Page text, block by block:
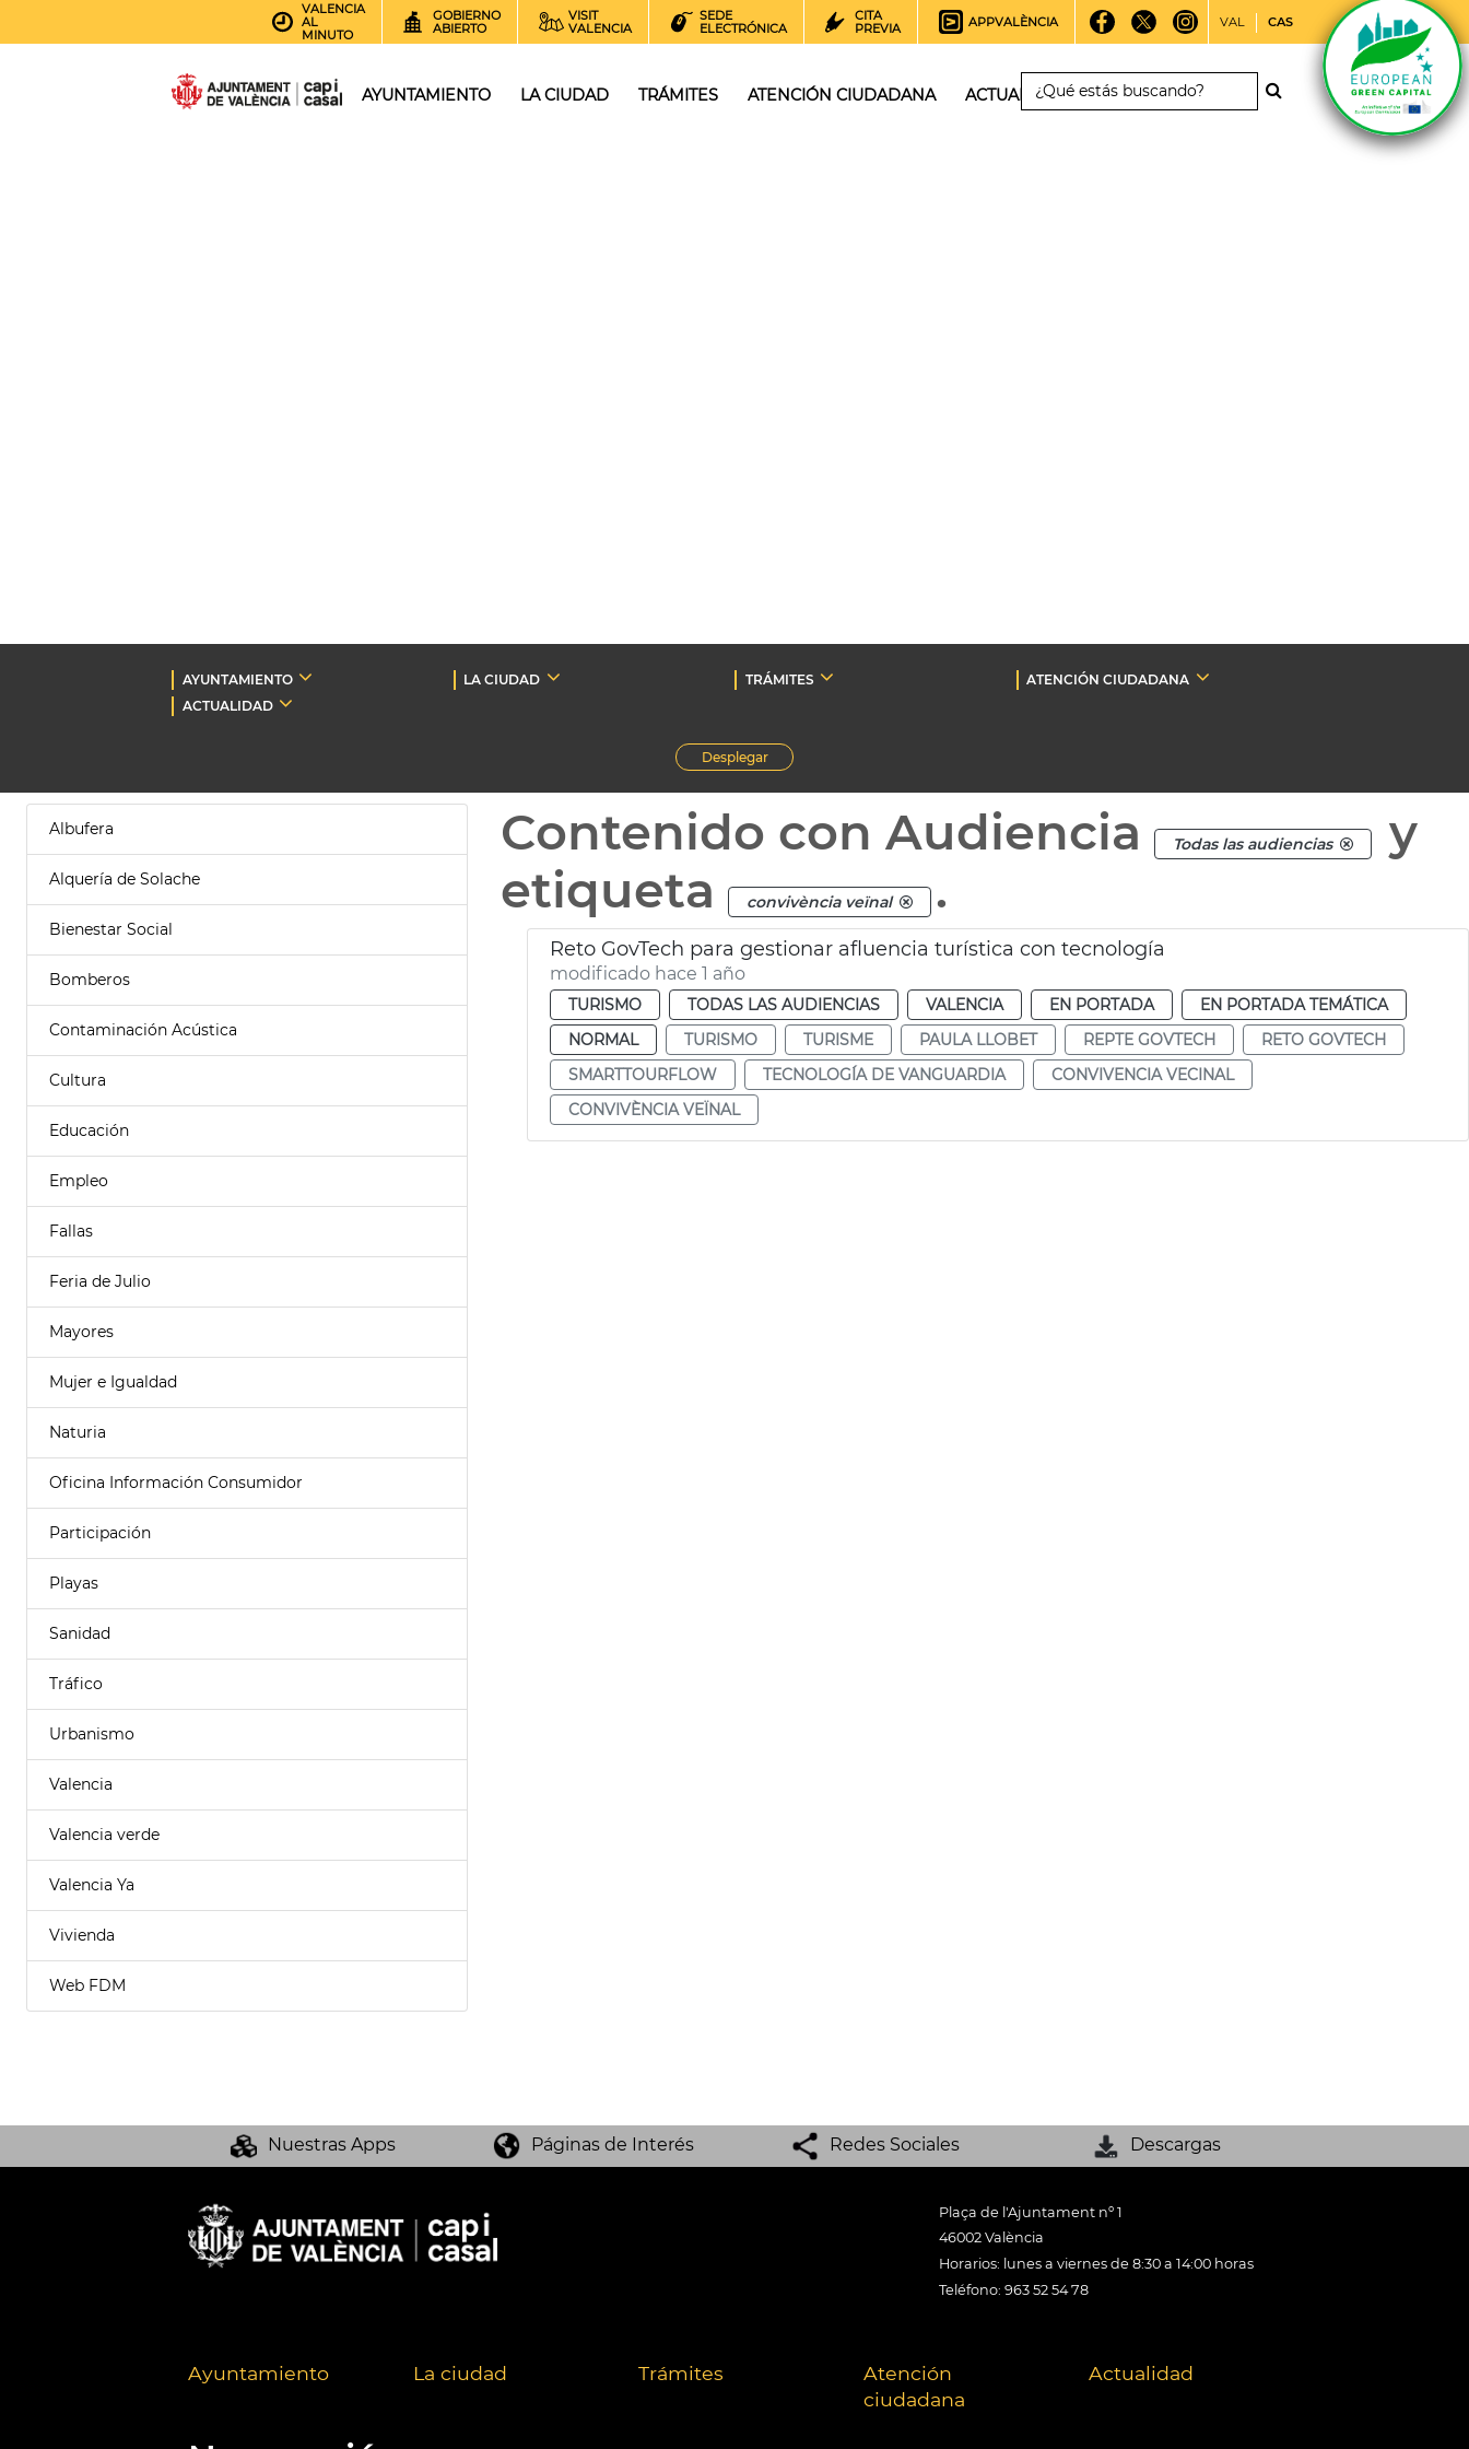
VALENCIA
AL
MINUTO
GOBIERNO
ABIERTO
VISIT
VALENCIA
SEDE
ELECTRÓNICA
CITA
PREVIA
APPVALÈNCIA VAL CAS
AYUNTAMIENTO LA CIUDAD TRÁMITES ATENCIÓN CIUDADANA ACTUALIDAD
AYUNTAMIENTO LA CIUDAD TRÁMITES
ATENCIÓN CIUDADANA
ACTUALIDAD
Desplegar
Albufera
Alquería de Solache
Bienestar Social
Bomberos
Contaminación Acústica
Cultura
Educación
Empleo
Fallas
Feria de Julio
Mayores
Mujer e Igualdad
Naturia
Oficina Información Consumidor
Participación
Playas
Sanidad
Tráfico
Urbanismo
Valencia
Valencia verde
Valencia Ya
Vivienda
Web FDM
Contenido con Audiencia Todas las audiencias
y
etiqueta
convivència veïnal .
Reto GovTech para gestionar afluencia turística con tecnología
modificado hace 1 año
TURISMO TODAS LAS AUDIENCIAS VALENCIA EN PORTADA
EN PORTADA TEMÁTICA
NORMAL
TURISMO TURISME PAULA LLOBET REPTE GOVTECH
RETO GOVTECH
SMARTTOURFLOW
TECNOLOGÍA DE VANGUARDIA
CONVIVENCIA VECINAL
CONVIVÈNCIA VEÏNAL
Nuestras Apps Páginas de Interés Redes Sociales Descargas
Plaça de l'Ajuntament nº 1
46002 València
Horarios: lunes a viernes de 8:30 a 14:00 horas
Teléfono: 963 52 54 78
Ayuntamiento La ciudad Trámites
Atención
ciudadana
Actualidad